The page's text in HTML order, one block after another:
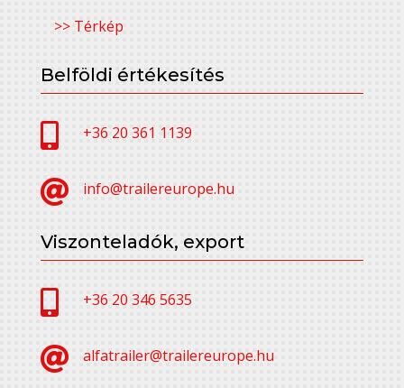
>> Térkép
Belföldi értékesítés
 +36 20 361 1139
 info@trailereurope.hu
Viszonteladók, export
 +36 20 346 5635
 alfatrailer@trailereurope.hu